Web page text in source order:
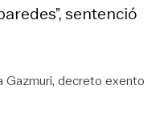
sentenció
Gazmuri decreto exento